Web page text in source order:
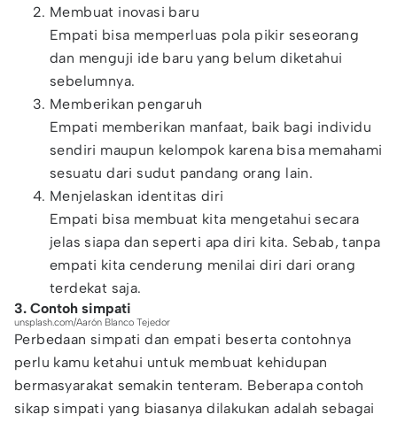
Membuat inovasi baru
Empati bisa memperluas pola pikir seseorang
dan menguji ide baru yang belum diketahui
sebelumnya.
Memberikan pengaruh
Empati memberikan manfaat, baik bagi individu
sendiri maupun kelompok karena bisa memahami
sesuatu dari sudut pandang orang lain.
Menjelaskan identitas diri
Empati bisa membuat kita mengetahui secara
jelas siapa dan seperti apa diri kita. Sebab, tanpa
empati kita cenderung menilai diri dari orang
terdekat saja.
3. Contoh simpati
unsplash.com/Aarón Blanco Tejedor
Perbedaan simpati dan empati beserta contohnya
perlu kamu ketahui untuk membuat kehidupan
bermasyarakat semakin tenteram. Beberapa contoh
sikap simpati yang biasanya dilakukan adalah sebagai